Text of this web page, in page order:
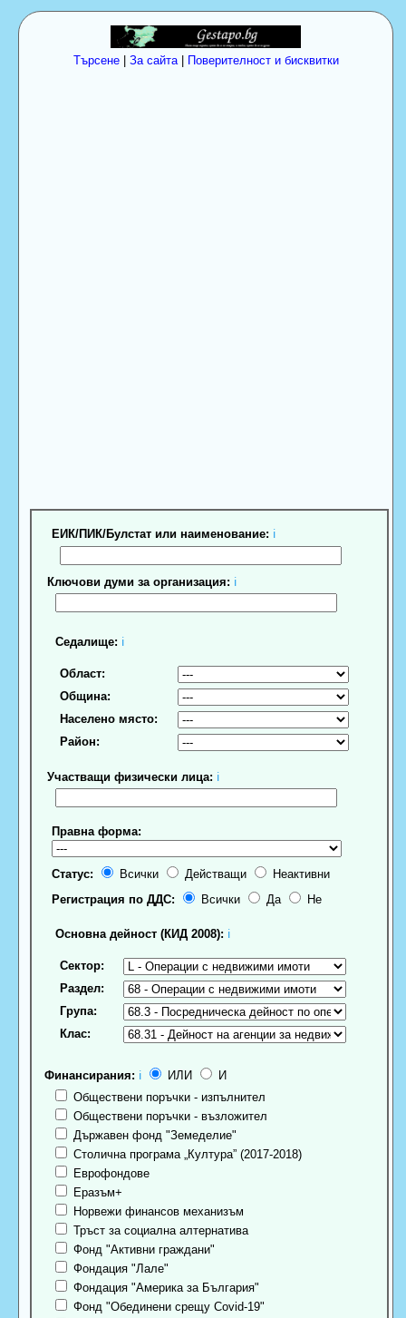
Търсене| За сайта| Поверителност и бисквитки
ЕИК/ПИК/Булстат или наименование: ℹ
Ключови думи за организация: ℹ
Седалище: ℹ
Област:
Община:
Населено място:
Район:
Участващи физически лица: ℹ
Правна форма:
Статус: Всички Действащи
Неактивни
Регистрация по ДДС:
Всички Да Не
Основна дейност (КИД 2008): ℹ
Сектор:
Раздел:
Група:
Клас:
Финансирания: ℹ ИЛИ
И
Обществени поръчки - изпълнител
Обществени поръчки - възложител
Държавен фонд "Земеделие"
Столична програма „Култура” (2017-2018)
Еврофондове
Еразъм+
Норвежи финансов механизъм
Тръст за социална алтернатива
Фонд "Активни граждани"
Фондация "Лале"
Фондация "Америка за България"
Фонд "Обединени срещу Covid-19"